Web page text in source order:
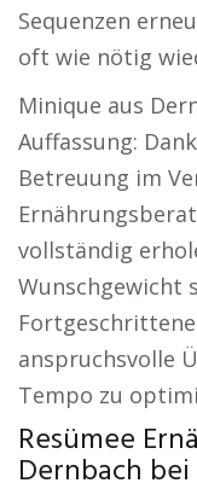
Sequenzen
oft wie nötig
Minique aus
Auffassung:
Betreuung im
vollständig
Wunschgewicht
anspruchsvolle
Tempo zu
Resümee
Dernbach